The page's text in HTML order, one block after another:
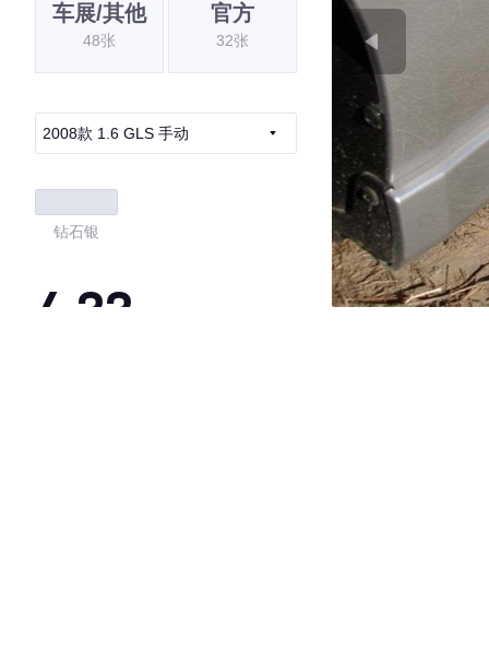
车展/其他
48张
官方
32张
2008款 1.6 GLS 手动
钻石银
4.33